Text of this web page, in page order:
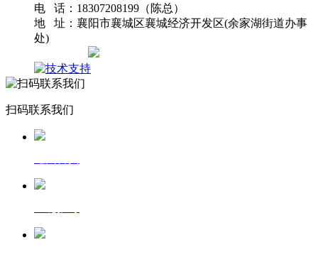
电 话：18307208199（陈总）
地 址：襄阳市襄城区襄城经济开发区(余家湖街道办事
处)
扫码联系我们